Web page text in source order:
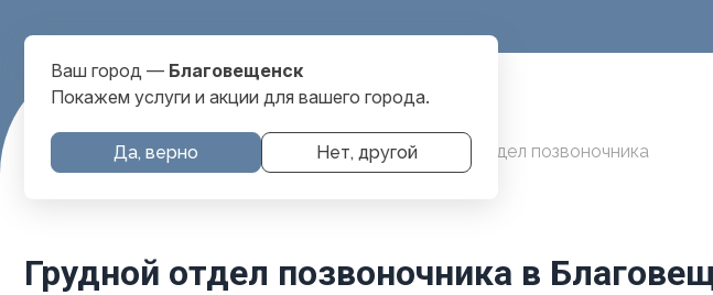
Ваш город — Благовещенск
Покажем услуги и акции для вашего города.
Да, верно Нет, другой
Услуги и цены МРТ Позвоночника Грудной отдел позвоночника
Грудной отдел позвоночника в